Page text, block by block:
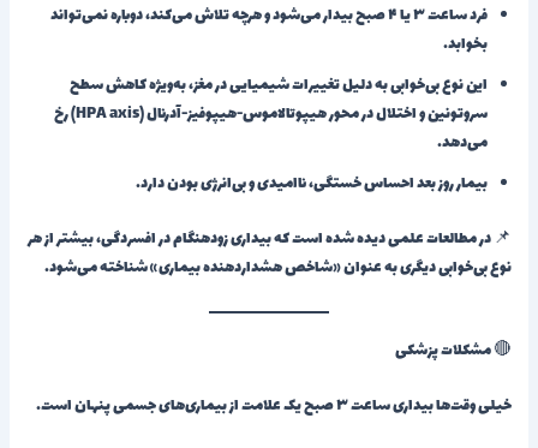
فرد ساعت ۳ یا ۴ صبح بیدار می‌شود و هرچه تلاش می‌کند، دوباره نمی‌تواند
بخوابد.
این نوع بی‌خوابی به دلیل تغییرات شیمیایی در مغز، به‌ویژه کاهش سطح
سروتونین و اختلال در محور هیپوتالاموس-هیپوفیز-آدرنال (HPA axis) رخ
می‌دهد.
بیمار روز بعد احساس خستگی، ناامیدی و بی‌انرژی بودن دارد.
📌 در مطالعات علمی دیده شده است که بیداری زودهنگام در افسردگی، بیشتر از هر
نوع بی‌خوابی دیگری به عنوان «شاخص هشداردهنده بیماری» شناخته می‌شود.
🔴 مشکلات پزشکی
خیلی وقت‌ها بیداری ساعت ۳ صبح یک علامت از بیماری‌های جسمی پنهان است.